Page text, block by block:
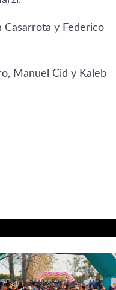
Casarrota y Federico
Manuel Cid y Kaleb